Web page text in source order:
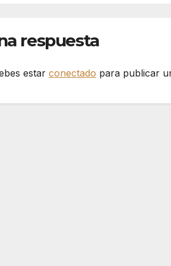
respuesta
estar conectado para publicar